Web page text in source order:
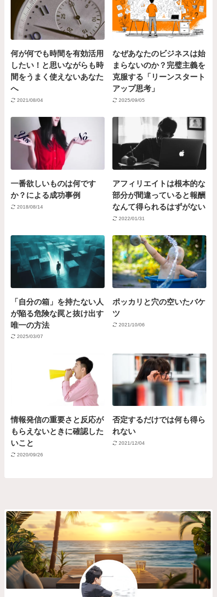
何が何でも時間を有効活用
したい！と思いながらも時
間をうまく使えないあなた
へ
2021/08/04
なぜあなたのビジネスは始
まらないのか？完璧主義を
克服する「リーンスタート
アップ思考」
2025/09/05
一番欲しいものは何です
か？による成功事例
2018/08/14
アフィリエイトは根本的な
部分が間違っていると報酬
なんて得られるはずがない
2022/01/31
「自分の箱」を持たない人
が陥る危険な罠と抜け出す
唯一の方法
2025/03/07
ポッカリと穴の空いたバケ
ツ
2021/10/06
情報発信の重要さと反応が
もらえないときに確認した
いこと
2020/09/26
否定するだけでは何も得ら
れない
2021/12/04